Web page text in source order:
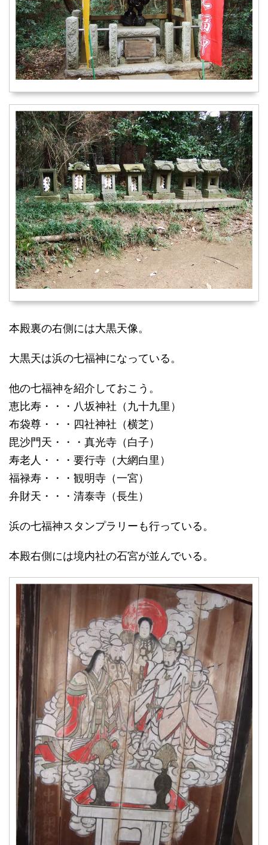
本殿裏の右側には大黒天像。
大黒天は浜の七福神になっている。
他の七福神を紹介しておこう。
恵比寿・・・八坂神社（九十九里）
布袋尊・・・四社神社（横芝）
毘沙門天・・・真光寺（白子）
寿老人・・・要行寺（大網白里）
福禄寿・・・観明寺（一宮）
弁財天・・・清泰寺（長生）
浜の七福神スタンプラリーも行っている。
本殿右側には境内社の石宮が並んでいる。